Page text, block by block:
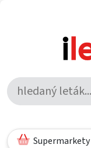
Supermarkety